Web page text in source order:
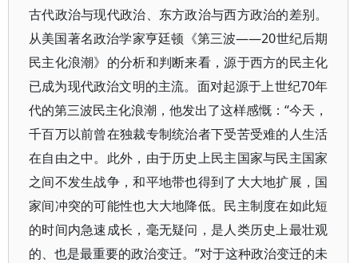
古代政治与现代政治、东方政治与西方政治的差别。
从美国著名政治学家亨廷顿《第三波——20世纪后期
民主化浪潮》的分析和判断来看，源于西方的民主化
已成为现代政治文明的主流。面对起源于上世纪70年
代的第三波民主化浪潮，他发出了这样感慨：“今天，
千百万以前曾在独裁专制统治者下受苦受难的人生活
在自由之中。此外，由于历史上民主国家与民主国家
之间不发生战争，和平地带也得到了大大地扩展，国
家间冲突的可能性也大大地降低。民主制度在如此短
的时间内急速成长，毫无疑问，是人类历史上最壮观
的、也是最重要的政治变迁。”对于这种政治变迁的未